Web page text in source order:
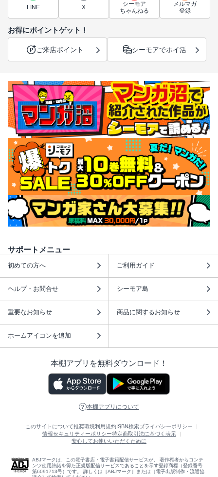
LINE X
シーモア
ちゃんねる
メルマガ
登録
お得にポイントゲット！
ご来店ポイント シーモアでポイ活
サポートメニュー
初めての方へ ご利用ガイド
ヘルプ・お問合せ シーモア島
重要なお知らせ 商品に関するお知らせ
ホームアイコンを追加
本棚アプリを無料ダウンロード！
本棚アプリについて
このサイトについて推奨環境利用規約ISBN検索プライバシーポリシー
情報セキュリティーポリシー特定商取引法に基づく表示
安心してお使いいただくために
ABJマークは、この電子書店・電子書籍配信サービスが、 著作権者からコンテ
ンツ使用許諾を得た正規版配信サービスであることを示す登録商標（登録番号
第6091713号）です。 詳しくは［ABJマーク］または［電子出版制作・流通協